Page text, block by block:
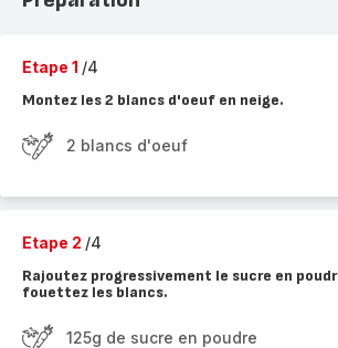
Etape 1 /4
Montez les 2 blancs d'oeuf en neige.
2 blancs d'oeuf
Etape 2 /4
Rajoutez progressivement le sucre en
fouettez les blancs.
125g de sucre en poudre